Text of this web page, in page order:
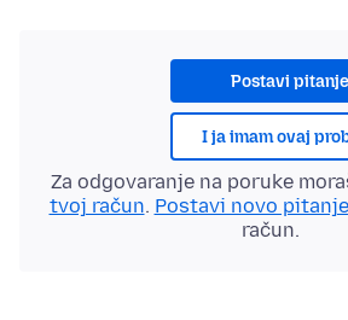
Postavi pitanje
I ja imam ovaj
Za odgovaranje na poruke
tvoj račun. Postavi novo pitanje
račun.